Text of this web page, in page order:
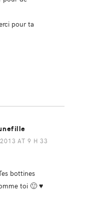
pour ta
AT 9 H 33
bottines
toi 🙂 ♥